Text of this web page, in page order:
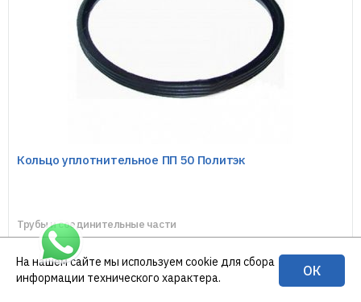
Кольцо уплотнительное ПП 50 Политэк
Трубы и соединительные части
7руб.
На нашем сайте мы используем cookie для сбора
информации технического характера.
ОК